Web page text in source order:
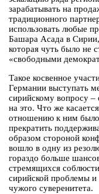
зарабатывать на
традиционного
использовать любые
Башара Асада в
которая чуть было не
«свободными
Такое косвенное
Германии выступать
сирийскому вопросу –
на это. Что же
отношению к ним было
прекратить
образом стороной
вошло в одну из
гораздо больше
стремящихся
сирийской проблемы
чужого суверенитета.